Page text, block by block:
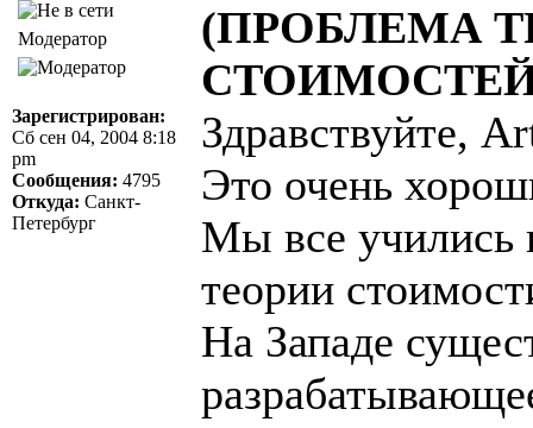
Модератор
Зарегистрирован:
Сб сен 04, 2004 8:18
pm
Сообщения: 4795
Откуда: Санкт-
Петербург
(ПРОБЛЕМА
Здравствуйте,
Это очень
Мы все учились
теории
На Западе